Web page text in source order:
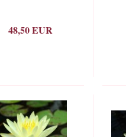
48,50 EUR